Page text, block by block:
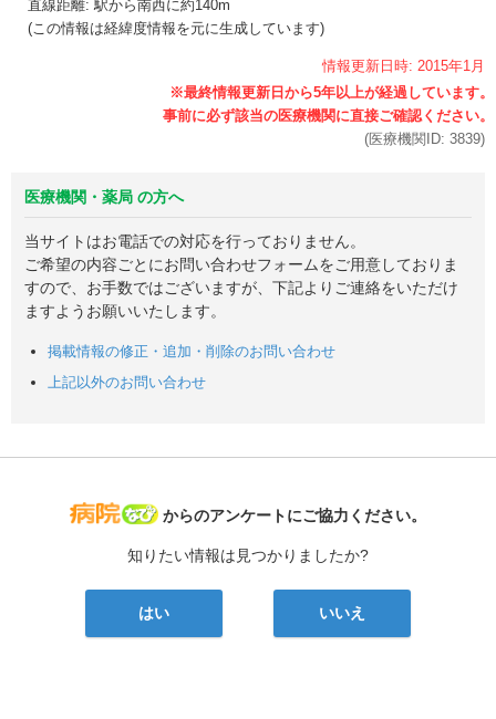
直線距離: 駅から南西に約140m
(この情報は経緯度情報を元に生成しています)
情報更新日時: 2015年1月
(医療機関ID: 3839)
医療機関・薬局 の方へ
当サイトはお電話での対応を行っておりません。
ご希望の内容ごとにお問い合わせフォームをご用意しておりま
すので、お手数ではございますが、下記よりご連絡をいただけ
ますようお願いいたします。
掲載情報の修正・追加・削除のお問い合わせ
上記以外のお問い合わせ
病院なび
からのアンケートにご協力ください。
知りたい情報は見つかりましたか?
はい いいえ